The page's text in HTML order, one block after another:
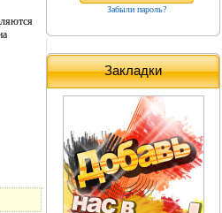
Забыли пароль?
Закладки